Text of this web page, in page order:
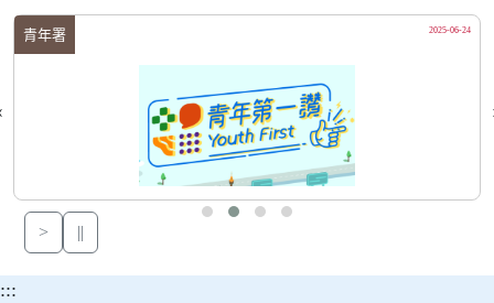
> ||
青年署 2025-06-24
:::